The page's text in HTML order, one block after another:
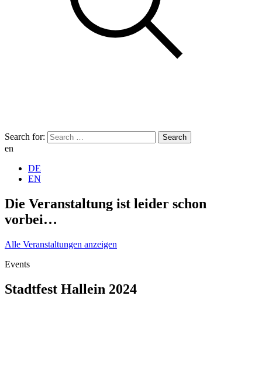
Search for:
en
DE
EN
Die Veranstaltung ist leider schon
vorbei…
Alle Veranstaltungen anzeigen
Events
Stadtfest Hallein 2024